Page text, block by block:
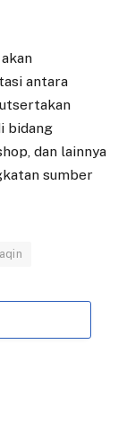
antara
bidang
dan lainnya
sumber